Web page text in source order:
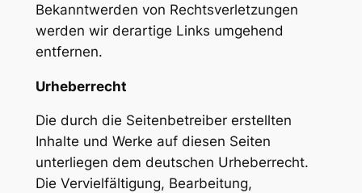
Bekanntwerden von Rechtsverletzungen
werden wir derartige Links umgehend
entfernen.
Urheberrecht
Die durch die Seitenbetreiber erstellten
Inhalte und Werke auf diesen Seiten
unterliegen dem deutschen Urheberrecht.
Die Vervielfältigung, Bearbeitung,